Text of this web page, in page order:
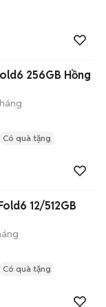
256GB Hồng
Có quà tặng
12/512GB
Có quà tặng